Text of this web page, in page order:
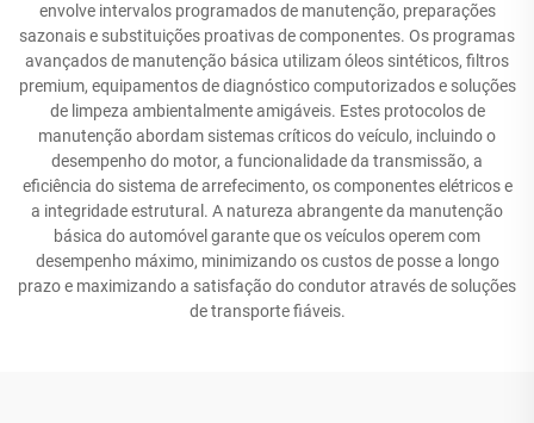
envolve intervalos programados de manutenção, preparações
sazonais e substituições proativas de componentes. Os programas
avançados de manutenção básica utilizam óleos sintéticos, filtros
premium, equipamentos de diagnóstico computorizados e soluções
de limpeza ambientalmente amigáveis. Estes protocolos de
manutenção abordam sistemas críticos do veículo, incluindo o
desempenho do motor, a funcionalidade da transmissão, a
eficiência do sistema de arrefecimento, os componentes elétricos e
a integridade estrutural. A natureza abrangente da manutenção
básica do automóvel garante que os veículos operem com
desempenho máximo, minimizando os custos de posse a longo
prazo e maximizando a satisfação do condutor através de soluções
de transporte fiáveis.